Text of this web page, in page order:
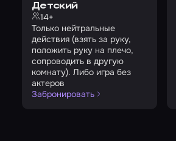
Детский
14+
Только нейтральные
действия (взять за руку,
положить руку на плечо,
сопроводить в другую
комнату). Либо игра без
актеров
Забронировать